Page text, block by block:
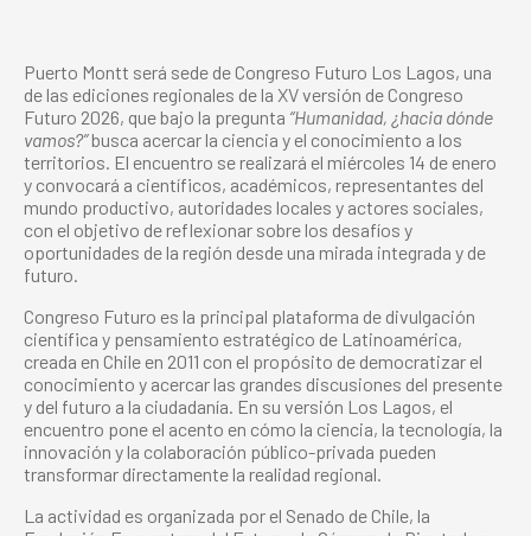
Puerto Montt será sede de Congreso Futuro Los Lagos, una
de las ediciones regionales de la XV versión de Congreso
Futuro 2026, que bajo la pregunta “Humanidad, ¿hacia dónde
vamos?”busca acercar la ciencia y el conocimiento a los
territorios. El encuentro se realizará el miércoles 14 de enero
y convocará a científicos, académicos, representantes del
mundo productivo, autoridades locales y actores sociales,
con el objetivo de reflexionar sobre los desafíos y
oportunidades de la región desde una mirada integrada y de
futuro.
Congreso Futuro es la principal plataforma de divulgación
científica y pensamiento estratégico de Latinoamérica,
creada en Chile en 2011 con el propósito de democratizar el
conocimiento y acercar las grandes discusiones del presente
y del futuro a la ciudadanía. En su versión Los Lagos, el
encuentro pone el acento en cómo la ciencia, la tecnología, la
innovación y la colaboración público-privada pueden
transformar directamente la realidad regional.
La actividad es organizada por el Senado de Chile, la